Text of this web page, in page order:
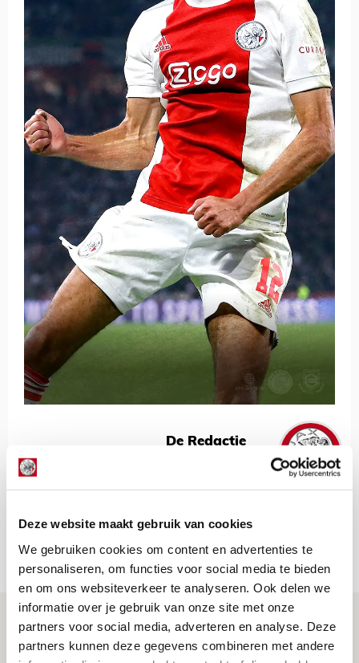
Deze website maakt gebruik van cookies
We gebruiken cookies om content en advertenties te
personaliseren, om functies voor social media te bieden
en om ons websiteverkeer te analyseren. Ook delen we
informatie over je gebruik van onze site met onze
partners voor social media, adverteren en analyse. Deze
partners kunnen deze gegevens combineren met andere
De Redactie
Net binnen //
Drie dingen die je moet weten over PEC
Zwolle - Ajax